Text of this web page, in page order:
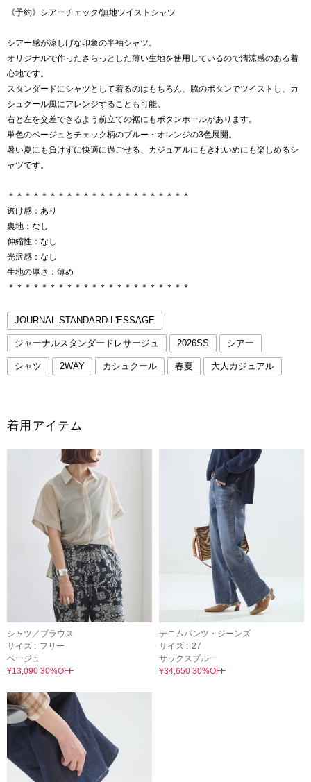
《予約》シアーチェック/無地ツイストシャツ
シアー感が涼しげな印象の半袖シャツ。
オリジナルで作ったさらっとした薄い生地を使用しているので清涼感のある着
心地です。
スタンダードにシャツとして着るのはもちろん、脇のボタンでツイストし、カ
シュクール風にアレンジすることも可能。
右と左を交差できるよう前立ての裾にもボタンホールがあります。
単色のベージュとチェック柄のブルー・オレンジの3色展開。
暑い夏にも負けずに快適に過ごせる、カジュアルにもきれいめにも楽しめるシ
ャツです。
＊＊＊＊＊＊＊＊＊＊＊＊＊＊＊＊＊＊＊＊＊＊
透け感：あり
裏地：なし
伸縮性：なし
光沢感：なし
生地の厚さ：薄め
＊＊＊＊＊＊＊＊＊＊＊＊＊＊＊＊＊＊＊＊＊＊
JOURNAL STANDARD L'ESSAGE
ジャーナルスタンダードレサージュ 2026SS シアー
シャツ 2WAY カシュクール 春夏 大人カジュアル
着用アイテム
シャツ／ブラウス
サイズ : フリー
ベージュ
¥13,090 30%OFF
デニムパンツ・ジーンズ
サイズ : 27
サックスブルー
¥34,650 30%OFF